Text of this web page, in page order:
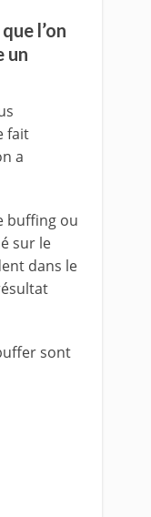
l’on
un
fait
a
buffing ou
sur le
dans le
sont